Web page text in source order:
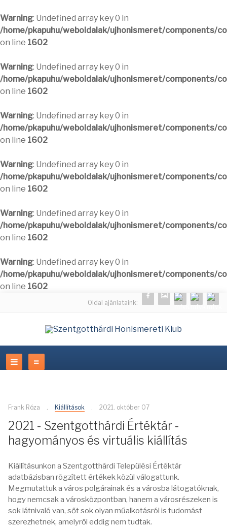
Warning: Undefined array key 0 in
/home/pkapuhu/weboldalak/ujhonismeret/components/
on line 1602
Warning: Undefined array key 0 in
/home/pkapuhu/weboldalak/ujhonismeret/components/
on line 1602
Warning: Undefined array key 0 in
/home/pkapuhu/weboldalak/ujhonismeret/components/
on line 1602
Warning: Undefined array key 0 in
/home/pkapuhu/weboldalak/ujhonismeret/components/
on line 1602
Warning: Undefined array key 0 in
/home/pkapuhu/weboldalak/ujhonismeret/components/
on line 1602
Warning: Undefined array key 0 in
/home/pkapuhu/weboldalak/ujhonismeret/components/
on line 1602
Oldal ajánlataink:
Frank Róza Kiállítások 2021. október 07
2021 - Szentgotthárdi Értéktár -
hagyományos és virtuális kiállítás
Kiállításunkon a Szentgotthárdi Települési Értéktár
adatbázisban rögzített értékek közül válogattunk.
Megmutattuk a város polgárainak és a városba látogatóknak,
hogy nemcsak a városközpontban, hanem a városrészeken is
sok látnivaló van, sőt sok olyan műalkotásról is tudomást
szerezhetnek, amelyről eddig nem tudtak.